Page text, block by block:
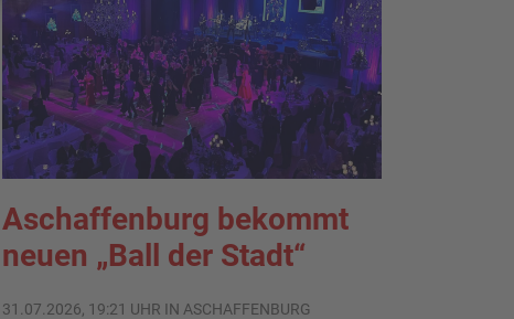
Aschaffenburg bekommt
neuen „Ball der Stadt“
31.07.2026, 19:21 UHR IN ASCHAFFENBURG